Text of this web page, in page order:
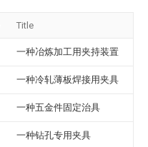
Title
一种冶炼加工用夹持装置
一种冷轧薄板焊接用夹具
一种五金件固定治具
一种钻孔专用夹具